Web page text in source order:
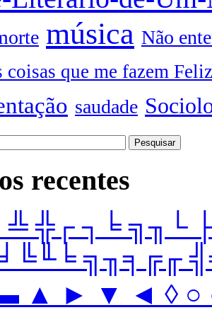
música Não
coisas que me fazem Feliz
saudade
recentes
╩ ╬┌ ┐╘ ╗╖└
╗╖╕╔╓
▬ ▲ ► ▼ ◄ ◊ ○